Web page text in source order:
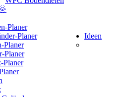
Planer
Planer
Planer
Planer
Planer
Ideen